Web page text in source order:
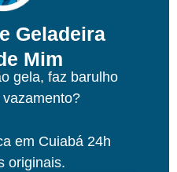
Geladeira
Mim
gela, faz barulho
em Cuiabá 24h
originais.